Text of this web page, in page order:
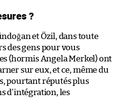
?
et Özil, dans toute
des gens pour vous
(hormis Angela Merkel) ont
sur eux, et ce, même du
pourtant réputés plus
d’intégration, les